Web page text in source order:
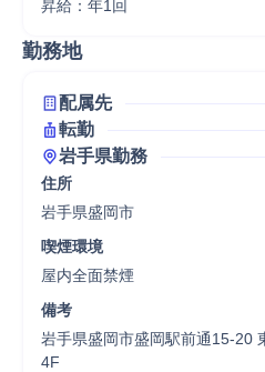
昇給：年1回
勤務地
配属先
転勤
岩手県勤務
住所
岩手県盛岡市
喫煙環境
屋内全面禁煙
備考
岩手県盛岡市盛岡駅前通15-20
4F